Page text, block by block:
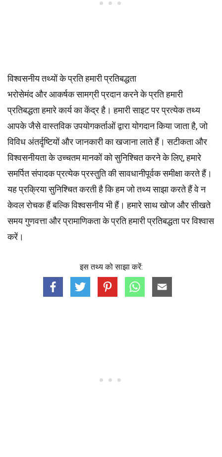
विश्वसनीय तथ्यों के प्रति हमारी प्रतिबद्धता
भरोसेमंद और आकर्षक सामग्री प्रदान करने के प्रति हमारी
प्रतिबद्धता हमारे कार्य का केंद्र है। हमारी साइट पर प्रत्येक तथ्य
आपके जैसे वास्तविक उपयोगकर्ताओं द्वारा योगदान किया जाता है, जो
विविध अंतर्दृष्टियों और जानकारी का खजाना लाते हैं। सटीकता और
विश्वसनीयता के उच्चतममानकोंको सुनिश्चित करने के लिए, हमारे
समर्पितसंपादकप्रत्येक प्रस्तुति की सावधानीपूर्वक समीक्षा करते हैं।
यह प्रक्रिया सुनिश्चित करती है कि हम जो तथ्य साझा करते हैं वे न
केवल रोचक हैं बल्कि विश्वसनीय भी हैं। हमारे साथ खोज और सीखते
समय गुणवत्ता और प्रामाणिकता के प्रति हमारी प्रतिबद्धता पर विश्वास
करें।
इस तथ्य को साझा करें: